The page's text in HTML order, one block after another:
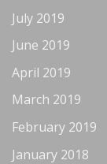
July 2019
June 2019
April 2019
March 2019
February 2019
January 2018